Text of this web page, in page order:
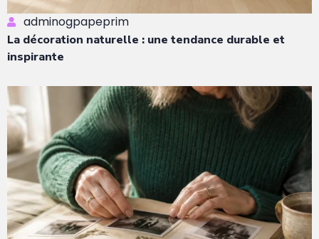
adminogpapeprim
La décoration naturelle : une tendance durable et
inspirante